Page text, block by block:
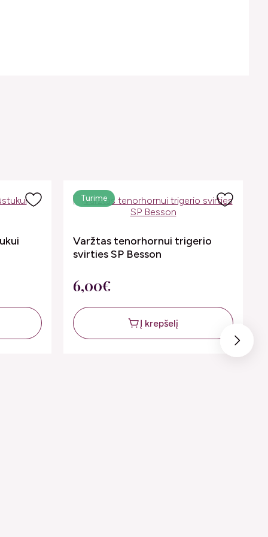
Turime
Varžtas tenorhornui trigerio
svirties SP Besson
6,00€
Į krepšelį
Next